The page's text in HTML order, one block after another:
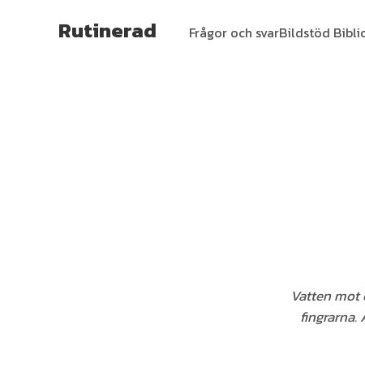
Rutinerad Frågor och svarBildstöd
Vatten
fingrarna.